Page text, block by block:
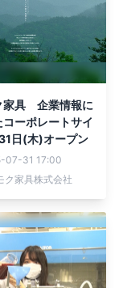
家具 企業情報に
ーポレートサイ
日(木)オープン
07-31 17:00
ク家具株式会社